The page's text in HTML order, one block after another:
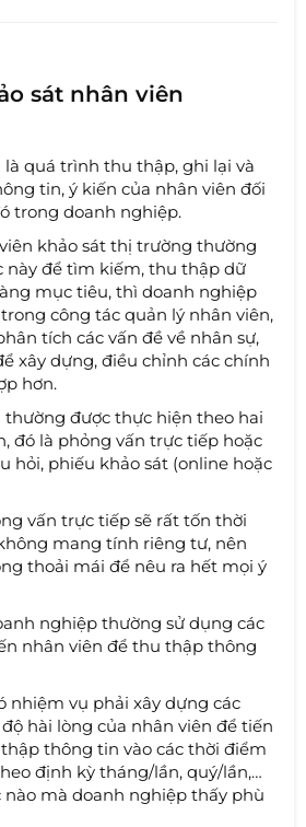
sát nhân viên
là quá trình thu thập, ghi lại và
tin, ý kiến của nhân viên đối
trong doanh nghiệp.
khảo sát thị trường thường
này để tìm kiếm, thu thập dữ
mục tiêu, thì doanh nghiệp
công tác quản lý nhân viên,
tích các vấn đề về nhân sự,
xây dựng, điều chỉnh các chính
hơn.
thường được thực hiện theo hai
đó là phỏng vấn trực tiếp hoặc
hỏi, phiếu khảo sát (online hoặc
vấn trực tiếp sẽ rất tốn thời
mang tính riêng tư, nên
thoải mái để nêu ra hết mọi ý
nghiệp thường sử dụng các
nhân viên để thu thập thông
nhiệm vụ phải xây dựng các
hài lòng của nhân viên để tiến
thông tin vào các thời điểm
định kỳ tháng/lần, quý/lần,…
nào mà doanh nghiệp thấy phù